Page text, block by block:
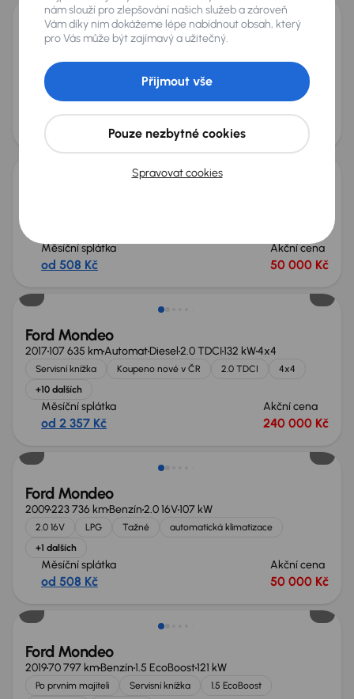
Ford Mondeo
2.0 TDCi
+3 dalších
od 888 Kč 105 000 Kč
Měsíční splátka
od 508 Kč
Akční cena
50 000 Kč
Možnost odpočtu DPH
Ford Mondeo
2017107 635 kmAutomatDiesel2.0 TDCI132 kW4x4
Servisní knížka Koupeno nové v ČR 2.0 TDCI
4x4
+10 dalších
Měsíční splátka
od 2 357 Kč
Akční cena
240 000 Kč
Nově v nabídce
Ford Mondeo
2009223 736 kmBenzín2.0 16V107 kW
2.0 16V LPG Tažné
automatická klimatizace
+1 dalších
Měsíční splátka
od 508 Kč
Akční cena
50 000 Kč
Ford Mondeo
201970 797 kmBenzín1.5 EcoBoost121 kW
Po prvním majiteli Servisní knížka
1.5 EcoBoost
nám slouží pro zlepšování našich služeb a zároveň
Vám díky nim dokážeme lépe nabídnout obsah, který
pro Vás může být zajímavý a užitečný.
Spravovat cookies
Pouze nezbytné cookies
Přijmout vše